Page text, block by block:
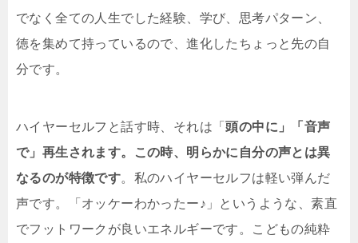
でなく全ての人生でした経験、学び、思考パターン、
徳を集めて持っているので、進化したちょっと先の自
分です。
ハイヤーセルフと話す時、それは「頭の中に」「音声
で」再生されます。この時、明らかに自分の声とは異
なるのが特徴です。私のハイヤーセルフは軽い弾んだ
声です。「オッケーわかったー♪」というような、素直
でフットワークが良いエネルギーです。こどもの純粋